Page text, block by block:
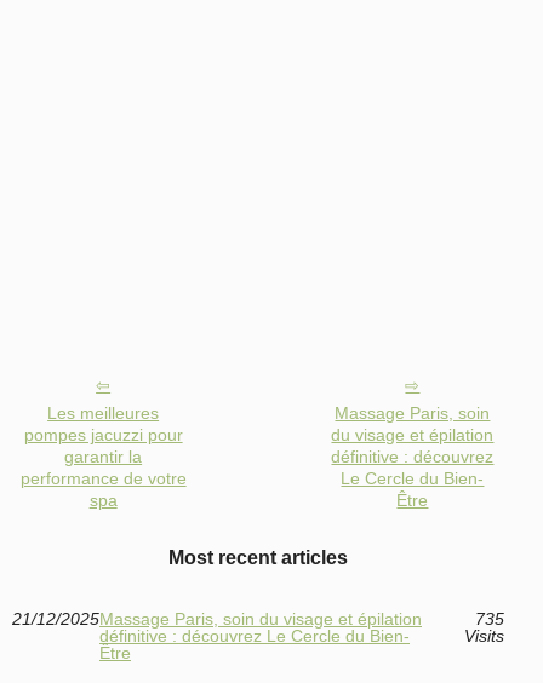
Les meilleures
pompes jacuzzi pour
garantir la
performance de votre
spa
Massage Paris, soin
du visage et épilation
définitive : découvrez
Le Cercle du Bien-
Être
Most recent articles
21/12/2025Massage Paris, soin du visage et épilation
définitive : découvrez Le Cercle du Bien-
Être
735
Visits